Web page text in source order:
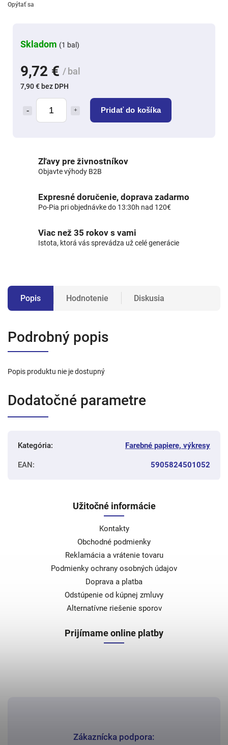
9,72 € / bal
7,90 € bez DPH
Pridať do košíka
Skladom (1 bal)
Opýtať sa
Zľavy pre živnostníkov
Objavte výhody B2B
Expresné doručenie, doprava zadarmo
Po-Pia pri objednávke do 13:30h nad 120€
Viac než 35 rokov s vami
Istota, ktorá vás sprevádza už celé generácie
Popis Hodnotenie Diskusia
Podrobný popis
Popis produktu nie je dostupný
Dodatočné parametre
Kategória: Farebné papiere, výkresy
EAN: 5905824501052
Zákaznícka podpora:
Užitočné informácie
Kontakty
Obchodné podmienky
Reklamácia a vrátenie tovaru
Podmienky ochrany osobných údajov
Doprava a platba
Odstúpenie od kúpnej zmluvy
Alternatívne riešenie sporov
Prijímame online platby